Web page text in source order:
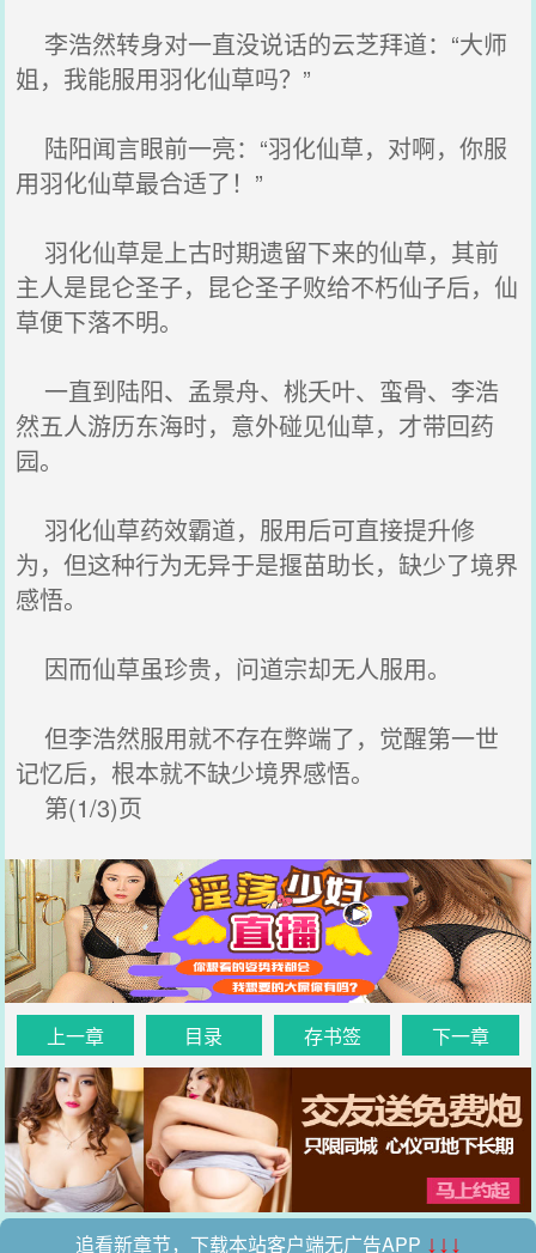
李浩然转身对一直没说话的云芝拜道：“大师
姐，我能服用羽化仙草吗？”
陆阳闻言眼前一亮：“羽化仙草，对啊，你服
用羽化仙草最合适了！”
羽化仙草是上古时期遗留下来的仙草，其前
主人是昆仑圣子，昆仑圣子败给不朽仙子后，仙
草便下落不明。
一直到陆阳、孟景舟、桃夭叶、蛮骨、李浩
然五人游历东海时，意外碰见仙草，才带回药
园。
羽化仙草药效霸道，服用后可直接提升修
为，但这种行为无异于是揠苗助长，缺少了境界
感悟。
因而仙草虽珍贵，问道宗却无人服用。
但李浩然服用就不存在弊端了，觉醒第一世
记忆后，根本就不缺少境界感悟。
第(1/3)页
上一章 目录 存书签 下一章
追看新章节，下载本站客户端无广告APP ↓↓↓